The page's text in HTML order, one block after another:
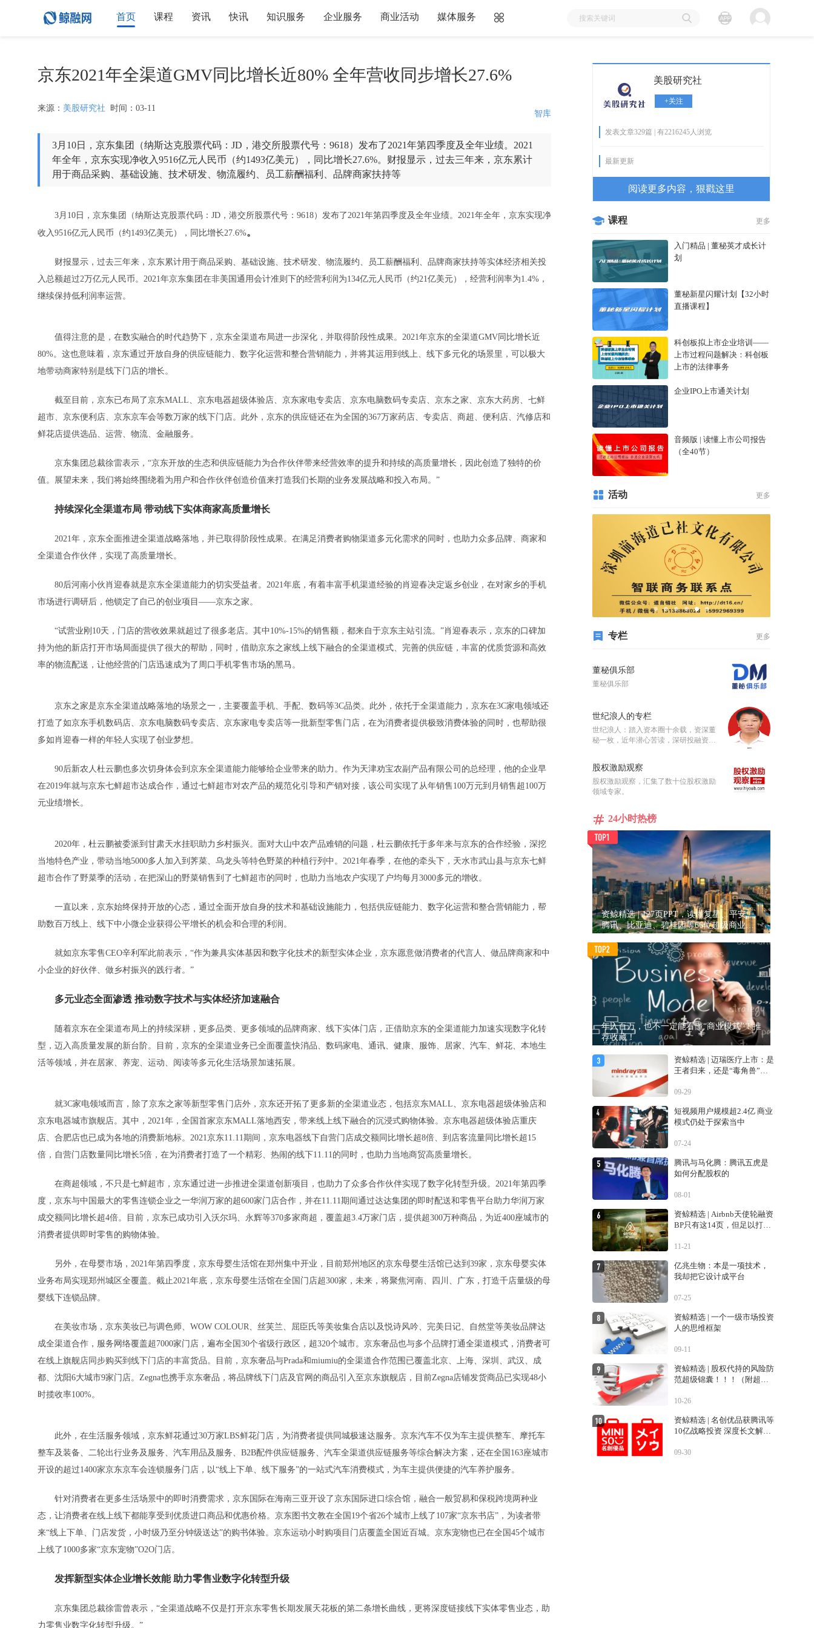
首页 课程 资讯 快讯 知识服务 企业服务 商业活动 媒体服务
京东2021年全渠道GMV同比增长近80% 全年营收同步增长27.6%
来源： 美股研究社 时间：03-11
智库
3月10日，京东集团（纳斯达克股票代码：JD，港交所股票代号：9618）发布了2021年第四季度及全年业绩。2021
年全年，京东实现净收入9516亿元人民币（约1493亿美元），同比增长27.6%。财报显示，过去三年来，京东累计
用于商品采购、基础设施、技术研发、物流履约、员工薪酬福利、品牌商家扶持等
3月10日，京东集团（纳斯达克股票代码：JD，港交所股票代号：9618）发布了2021年第四季度及全年业绩。2021年全年，京东实现净
收入9516亿元人民币（约1493亿美元），同比增长27.6%。
财报显示，过去三年来，京东累计用于商品采购、基础设施、技术研发、物流履约、员工薪酬福利、品牌商家扶持等实体经济相关投
入总额超过2万亿元人民币。2021年京东集团在非美国通用会计准则下的经营利润为134亿元人民币（约21亿美元），经营利润率为1.4%，
继续保持低利润率运营。
值得注意的是，在数实融合的时代趋势下，京东全渠道布局进一步深化，并取得阶段性成果。2021年京东的全渠道GMV同比增长近
80%。这也意味着，京东通过开放自身的供应链能力、数字化运营和整合营销能力，并将其运用到线上、线下多元化的场景里，可以极大
地带动商家特别是线下门店的增长。
截至目前，京东已布局了京东MALL、京东电器超级体验店、京东家电专卖店、京东电脑数码专卖店、京东之家、京东大药房、七鲜
超市、京东便利店、京东京车会等数万家的线下门店。此外，京东的供应链还在为全国的367万家药店、专卖店、商超、便利店、汽修店和
鲜花店提供选品、运营、物流、金融服务。
京东集团总裁徐雷表示，“京东开放的生态和供应链能力为合作伙伴带来经营效率的提升和持续的高质量增长，因此创造了独特的价
值。展望未来，我们将始终围绕着为用户和合作伙伴创造价值来打造我们长期的业务发展战略和投入布局。”
持续深化全渠道布局 带动线下实体商家高质量增长
2021年，京东全面推进全渠道战略落地，并已取得阶段性成果。在满足消费者购物渠道多元化需求的同时，也助力众多品牌、商家和
全渠道合作伙伴，实现了高质量增长。
80后河南小伙肖迎春就是京东全渠道能力的切实受益者。2021年底，有着丰富手机渠道经验的肖迎春决定返乡创业，在对家乡的手机
市场进行调研后，他锁定了自己的创业项目——京东之家。
“试营业刚10天，门店的营收效果就超过了很多老店。其中10%-15%的销售额，都来自于京东主站引流。”肖迎春表示，京东的口碑加
持为他的新店打开市场局面提供了很大的帮助，同时，借助京东之家线上线下融合的全渠道模式、完善的供应链，丰富的优质货源和高效
率的物流配送，让他经营的门店迅速成为了周口手机零售市场的黑马。
京东之家是京东全渠道战略落地的场景之一，主要覆盖手机、手配、数码等3C品类。此外，依托于全渠道能力，京东在3C家电领域还
打造了如京东手机数码店、京东电脑数码专卖店、京东家电专卖店等一批新型零售门店，在为消费者提供极致消费体验的同时，也帮助很
多如肖迎春一样的年轻人实现了创业梦想。
90后新农人杜云鹏也多次切身体会到京东全渠道能力能够给企业带来的助力。作为天津劝宝农副产品有限公司的总经理，他的企业早
在2019年就与京东七鲜超市达成合作，通过七鲜超市对农产品的规范化引导和产销对接，该公司实现了从年销售100万元到月销售超100万
元业绩增长。
2020年，杜云鹏被委派到甘肃天水挂职助力乡村振兴。面对大山中农产品难销的问题，杜云鹏依托于多年来与京东的合作经验，深挖
当地特色产业，带动当地5000多人加入到荠菜、乌龙头等特色野菜的种植行列中。2021年春季，在他的牵头下，天水市武山县与京东七鲜
超市合作了野菜季的活动，在把深山的野菜销售到了七鲜超市的同时，也助力当地农户实现了户均每月3000多元的增收。
一直以来，京东始终保持开放的心态，通过全面开放自身的技术和基础设施能力，包括供应链能力、数字化运营和整合营销能力，帮
助数百万线上、线下中小微企业获得公平增长的机会和合理的利润。
就如京东零售CEO辛利军此前表示，“作为兼具实体基因和数字化技术的新型实体企业，京东愿意做消费者的代言人、做品牌商家和中
小企业的好伙伴、做乡村振兴的践行者。”
多元业态全面渗透 推动数字技术与实体经济加速融合
随着京东在全渠道布局上的持续深耕，更多品类、更多领域的品牌商家、线下实体门店，正借助京东的全渠道能力加速实现数字化转
型，迈入高质量发展的新台阶。目前，京东的全渠道业务已全面覆盖快消品、数码家电、通讯、健康、服饰、居家、汽车、鲜花、本地生
活等领域，并在居家、养宠、运动、阅读等多元化生活场景加速拓展。
就3C家电领域而言，除了京东之家等新型零售门店外，京东还开拓了更多新的全渠道业态，包括京东MALL、京东电器超级体验店和
京东电器城市旗舰店。其中，2021年，全国首家京东MALL落地西安，带来线上线下融合的沉浸式购物体验。京东电器超级体验店重庆
店、合肥店也已成为各地的消费新地标。2021京东11.11期间，京东电器线下自营门店成交额同比增长超8倍、到店客流量同比增长超15
倍，自营门店数量同比增长5倍，在为消费者打造了一个精彩、热闹的线下11.11的同时，也助力当地商贸高质量增长。
在商超领域，不只是七鲜超市，京东通过进一步推进全渠道创新项目，也助力了众多合作伙伴实现了数字化转型升级。2021年第四季
度，京东与中国最大的零售连锁企业之一华润万家的超600家门店合作，并在11.11期间通过达达集团的即时配送和零售平台助力华润万家
成交额同比增长超4倍。目前，京东已成功引入沃尔玛、永辉等370多家商超，覆盖超3.4万家门店，提供超300万种商品，为近400座城市的
消费者提供即时零售的购物体验。
另外，在母婴市场，2021年第四季度，京东母婴生活馆在郑州集中开业，目前郑州地区的京东母婴生活馆已达到39家，京东母婴实体
业务布局实现郑州城区全覆盖。截止2021年底，京东母婴生活馆在全国门店超300家，未来，将聚焦河南、四川、广东，打造千店量级的母
婴线下连锁品牌。
在美妆市场，京东美妆已与调色师、WOW COLOUR、丝芙兰、屈臣氏等美妆集合店以及悦诗风吟、完美日记、自然堂等美妆品牌达
成全渠道合作，服务网络覆盖超7000家门店，遍布全国30个省级行政区，超320个城市。京东奢品也与多个品牌打通全渠道模式，消费者可
在线上旗舰店同步购买到线下门店的丰富货品。目前，京东奢品与Prada和miumiu的全渠道合作范围已覆盖北京、上海、深圳、武汉、成
都、沈阳6大城市9家门店。Zegna也携手京东奢品，将品牌线下门店及官网的商品引入至京东旗舰店，目前Zegna店铺发货商品已实现48小
时揽收率100%。
此外，在生活服务领域，京东鲜花通过30万家LBS鲜花门店，为消费者提供同城极速达服务。京东汽车不仅为车主提供整车、摩托车
整车及装备、二轮出行业务及服务、汽车用品及服务、B2B配件供应链服务、汽车全渠道供应链服务等综合解决方案，还在全国163座城市
开设的超过1400家京东京车会连锁服务门店，以“线上下单、线下服务”的一站式汽车消费模式，为车主提供便捷的汽车养护服务。
针对消费者在更多生活场景中的即时消费需求，京东国际在海南三亚开设了京东国际进口综合馆，融合一般贸易和保税跨境两种业
态，让消费者在线上线下都能享受到优质进口商品和优惠价格。京东图书文教在全国19个省26个城市上线了107家“京东书店”，为读者带
来“线上下单、门店发货，小时级乃至分钟级送达”的购书体验。京东运动小时购项目门店覆盖全国近百城。京东宠物也已在全国45个城市
上线了1000多家“京东宠物”O2O门店。
发挥新型实体企业增长效能 助力零售业数字化转型升级
京东集团总裁徐雷曾表示，“全渠道战略不仅是打开京东零售长期发展天花板的第二条增长曲线，更将深度链接线下实体零售业态，助
力零售业数字化转型升级。”
美股研究社
+关注
发表文章329篇 | 有2216245人浏览
最新更新
阅读更多内容，狠戳这里
课程 更多
入门精品 | 董秘英才成长计
划
董秘新星闪耀计划【32小时
直播课程】
科创板拟上市企业培训——
上市过程问题解决：科创板
上市的法律事务
企业IPO上市通关计划
音频版 | 读懂上市公司报告
（全40节）
活动 更多
专栏 更多
董秘俱乐部
董秘俱乐部
世纪浪人的专栏
世纪浪人：踏入资本圈十余载，资深董
秘一枚，近年潜心苦读，深研投融资、
股权激励观察
股权激励观察，汇集了数十位股权激励
领域专家。
24小时热榜
资鲸精选 | 127页PPT，读懂复星、平安、
腾讯、比亚迪、碧桂园等66位超级商业巨
头未来产业布局！（非常值得收藏！）
年入百万，也不一定能看懂“商业模式”！推
荐收藏！
资鲸精选 | 迈瑞医疗上市：是
王者归来，还是“毒角兽”降
09-29
短视频用户规模超2.4亿 商业
模式仍处于探索当中
07-24
腾讯与马化腾：腾讯五虎是
如何分配股权的
08-01
资鲸精选 | Airbnb天使轮融资
BP只有这14页，但足以打动
11-21
亿兆生物：本是一项技术，
我却把它设计成平台
07-25
资鲸精选 | 一个一级市场投资
人的思维框架
09-11
资鲸精选 | 股权代持的风险防
范超级锦囊！！！（附超经
10-26
资鲸精选 | 名创优品获腾讯等
10亿战略投资 深度长文解密
09-30